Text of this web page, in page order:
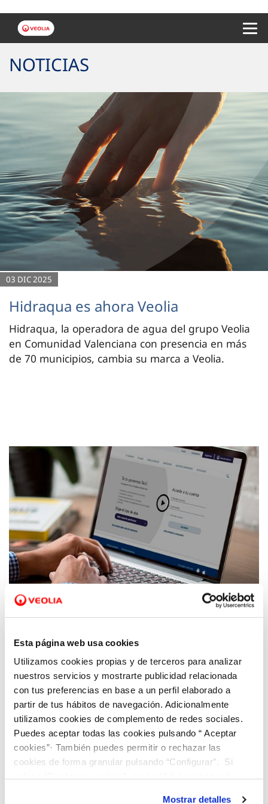
Esta página web usa cookies
Utilizamos cookies propias y de terceros para analizar
nuestros servicios y mostrarte publicidad relacionada
con tus preferencias en base a un perfil elaborado a
partir de tus hábitos de navegación. Adicionalmente
utilizamos cookies de complemento de redes sociales.
Puedes aceptar todas las cookies pulsando “ Aceptar
cookies”· También puedes permitir o rechazar las
cookies de forma granular pulsando “Configurar”. Si
Mostrar detalles
NOTICIAS
03 DIC 2025
Hidraqua es ahora Veolia
Hidraqua, la operadora de agua del grupo Veolia
en Comunidad Valenciana con presencia en más
de 70 municipios, cambia su marca a Veolia.
30 ABR 2020
nuestra web en la gestión de tu contrato?